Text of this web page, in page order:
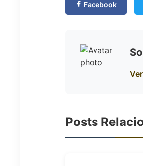
Facebook
Posts